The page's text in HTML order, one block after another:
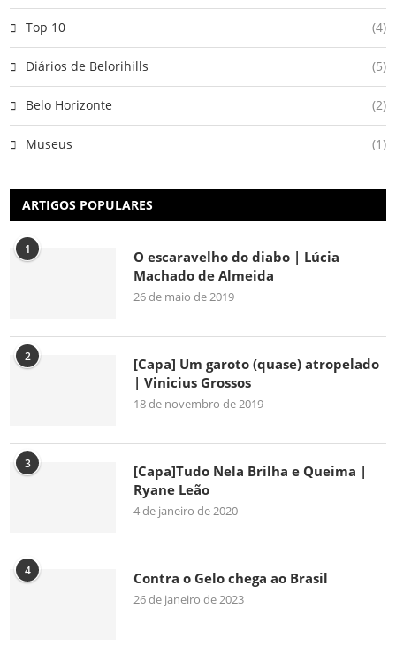
Top 10 (4)
Diários de Belorihills (5)
Belo Horizonte (2)
Museus (1)
ARTIGOS POPULARES
1
O escaravelho do diabo | Lúcia
Machado de Almeida
26 de maio de 2019
2
[Capa] Um garoto (quase) atropelado
| Vinicius Grossos
18 de novembro de 2019
3
[Capa]Tudo Nela Brilha e Queima |
Ryane Leão
4 de janeiro de 2020
4 Contra o Gelo chega ao Brasil
26 de janeiro de 2023